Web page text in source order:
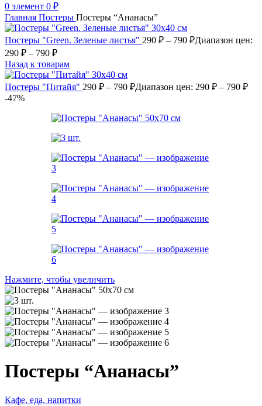
0 элемент 0 ₽
Главная Постеры Постеры “Ананасы”
Постеры "Green. Зеленые листья" 290 ₽ – 790 ₽Диапазон цен:
290 ₽ – 790 ₽
Назад к товарам
Постеры "Питайя" 290 ₽ – 790 ₽Диапазон цен: 290 ₽ – 790 ₽
-47%
Нажмите, чтобы увеличить
Постеры “Ананасы”
Кафе, еда, напитки